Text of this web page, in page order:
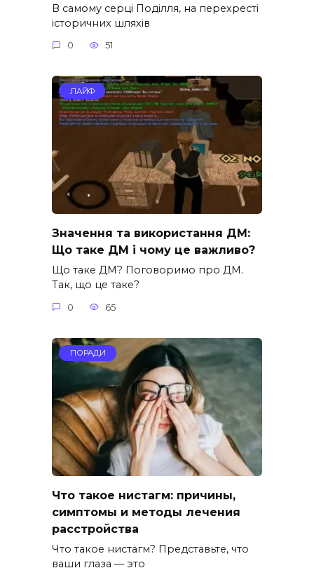
В самому серці Поділля, на перехресті
історичних шляхів
0 51
ЛАЙФ
Значення та використання ДМ:
Що таке ДМ і чому це важливо?
Що таке ДМ? Поговоримо про ДМ.
Так, що це таке?
0 65
ПОРАДИ
Что такое нистагм: причины,
симптомы и методы лечения
расстройства
Что такое нистагм? Представьте, что
ваши глаза — это